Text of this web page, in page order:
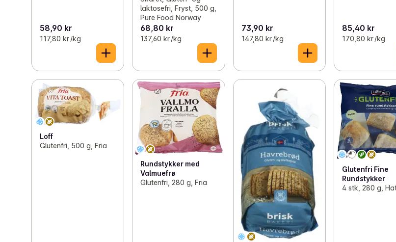
58,90 kr
117,80 kr /kg
laktosefri, Fryst, 500 g,
Pure Food Norway
68,80 kr
137,60 kr /kg
73,90 kr
147,80 kr /kg
85,40 kr
170,80 kr /kg
Loff
Glutenfri, 500 g, Fria
Rundstykker med
Valmuefrø
Glutenfri, 280 g, Fria
Glutenfri Fine
Rundstykker
4 stk, 280 g,